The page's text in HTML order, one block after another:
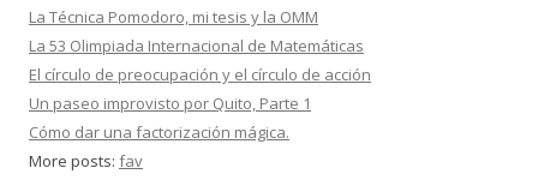
La Técnica Pomodoro, mi tesis y la OMM
La 53 Olimpiada Internacional de Matemáticas
El círculo de preocupación y el círculo de acción
Un paseo improvisto por Quito, Parte 1
Cómo dar una factorización mágica.
More posts: fav